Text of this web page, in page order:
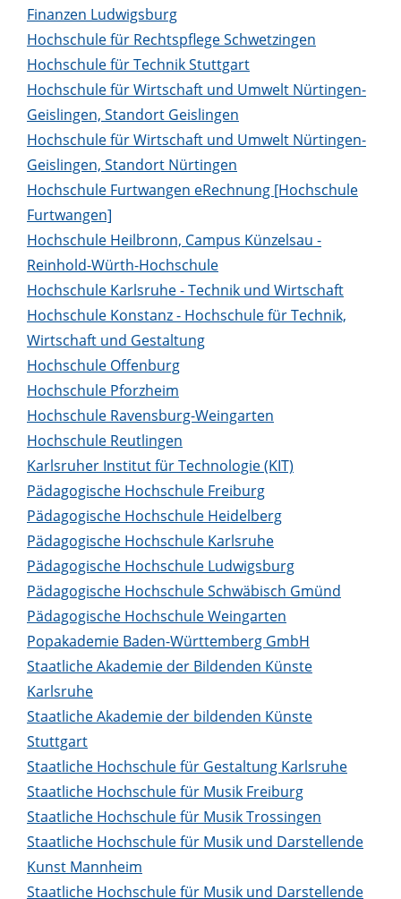
Finanzen Ludwigsburg
Hochschule für Rechtspflege Schwetzingen
Hochschule für Technik Stuttgart
Hochschule für Wirtschaft und Umwelt Nürtingen-
Geislingen, Standort Geislingen
Hochschule für Wirtschaft und Umwelt Nürtingen-
Geislingen, Standort Nürtingen
Hochschule Furtwangen eRechnung [Hochschule
Furtwangen]
Hochschule Heilbronn, Campus Künzelsau -
Reinhold-Würth-Hochschule
Hochschule Karlsruhe - Technik und Wirtschaft
Hochschule Konstanz - Hochschule für Technik,
Wirtschaft und Gestaltung
Hochschule Offenburg
Hochschule Pforzheim
Hochschule Ravensburg-Weingarten
Hochschule Reutlingen
Karlsruher Institut für Technologie (KIT)
Pädagogische Hochschule Freiburg
Pädagogische Hochschule Heidelberg
Pädagogische Hochschule Karlsruhe
Pädagogische Hochschule Ludwigsburg
Pädagogische Hochschule Schwäbisch Gmünd
Pädagogische Hochschule Weingarten
Popakademie Baden-Württemberg GmbH
Staatliche Akademie der Bildenden Künste
Karlsruhe
Staatliche Akademie der bildenden Künste
Stuttgart
Staatliche Hochschule für Gestaltung Karlsruhe
Staatliche Hochschule für Musik Freiburg
Staatliche Hochschule für Musik Trossingen
Staatliche Hochschule für Musik und Darstellende
Kunst Mannheim
Staatliche Hochschule für Musik und Darstellende